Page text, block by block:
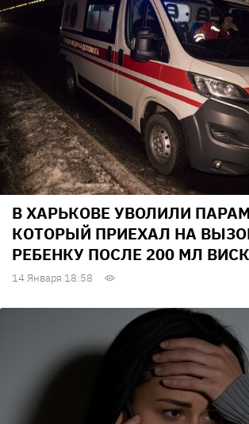
В ХАРЬКОВЕ УВОЛИЛИ
КОТОРЫЙ ПРИЕХАЛ НА
РЕБЕНКУ ПОСЛЕ 200 МЛ
14 Января 18:58